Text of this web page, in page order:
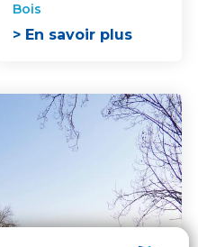
Bois
> En savoir plus